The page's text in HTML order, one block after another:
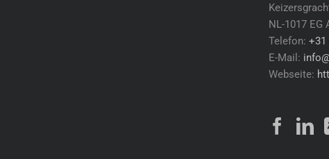
NL-1017 EG
Telefon: +31
E-Mail:
Webseite: